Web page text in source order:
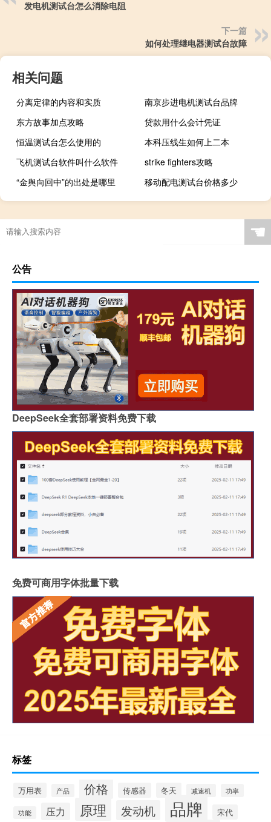
发电机测试台怎么消除电阻
下一篇
如何处理继电器测试台故障
相关问题
分离定律的内容和实质
南京步进电机测试台品牌
东方故事加点攻略
贷款用什么会计凭证
恒温测试台怎么使用的
本科压线生如何上二本
飞机测试台软件叫什么软件
strike fighters攻略
“金舆向回中”的出处是哪里
移动配电测试台价格多少
☚
公告
DeepSeek全套部署资料免费下载
免费可商用字体批量下载
标签
万用表 产品 价格 传感器 冬天 减速机 功率
功能 压力 原理 发动机 品牌 宋代